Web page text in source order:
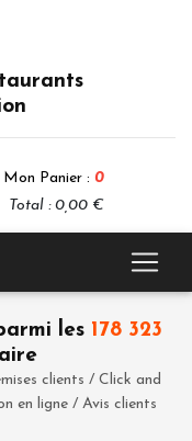
Mon Panier : 0
Total : 0,00 €
les 178 323
clients / Click and
en ligne / Avis clients